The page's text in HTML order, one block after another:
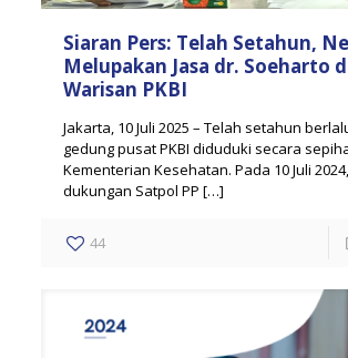
Siaran Pers: Telah Setahun,
Melupakan Jasa dr. Soeharto
Warisan PKBI
Jakarta, 10 Juli 2025 – Telah setahun
gedung pusat PKBI diduduki secara
Kementerian Kesehatan. Pada 10 Juli
dukungan Satpol PP […]
44